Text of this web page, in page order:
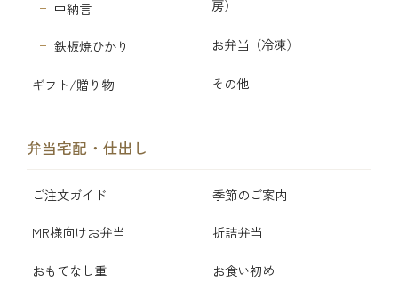
中納言
鉄板焼ひかり
ギフト/贈り物
房）
お弁当（冷凍）
その他
弁当宅配・仕出し
ご注文ガイド 季節のご案内
MR様向けお弁当 折詰弁当
おもてなし重 お食い初め